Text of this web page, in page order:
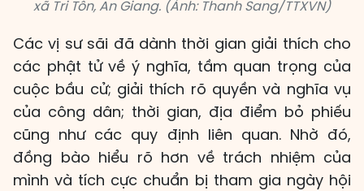
xã Tri Tôn, An Giang. (Ảnh: Thanh Sang/TTXVN)
Các vị sư sãi đã dành thời gian giải thích cho
các phật tử về ý nghĩa, tầm quan trọng của
cuộc bầu cử; giải thích rõ quyền và nghĩa vụ
của công dân; thời gian, địa điểm bỏ phiếu
cũng như các quy định liên quan. Nhờ đó,
đồng bào hiểu rõ hơn về trách nhiệm của
mình và tích cực chuẩn bị tham gia ngày hội